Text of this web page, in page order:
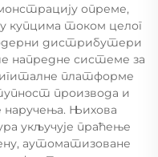
опреме,
купцима током целог
дистрибутери
напредне системе за
платформе
производа и
наручења. Њихова
укључује праћење
аутоматизоване